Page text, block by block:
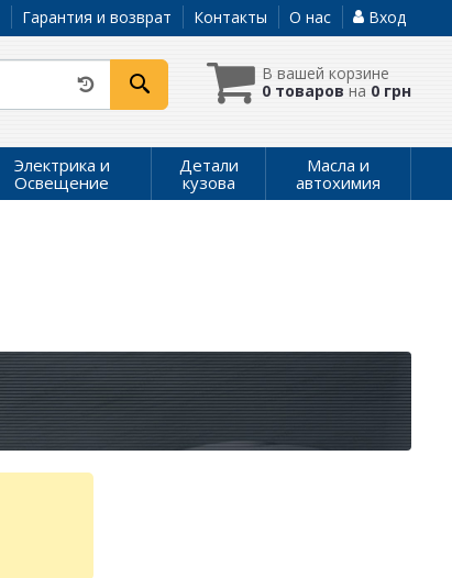
Гарантия и возврат Контакты О нас Вход
В вашей корзине
0 товаров на 0 грн
Электрика и
Освещение
Детали
кузова
Масла и
автохимия